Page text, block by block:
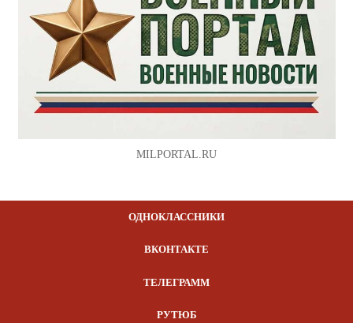
MILPORTAL.RU
ОДНОКЛАССНИКИ
ВКОНТАКТЕ
ТЕЛЕГРАММ
РУТЮБ